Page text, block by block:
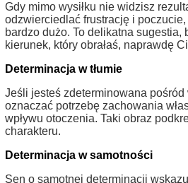
Gdy mimo wysiłku nie widzisz
odzwierciedlać frustrację i
bardzo dużo. To delikatna sugestia,
kierunek, który obrałaś, naprawdę Ci
Determinacja w tłumie
Jeśli jesteś zdeterminowana
oznaczać potrzebę zachowania
wpływu otoczenia. Taki obraz
charakteru.
Determinacja w samotności
Sen o samotnej determinacji